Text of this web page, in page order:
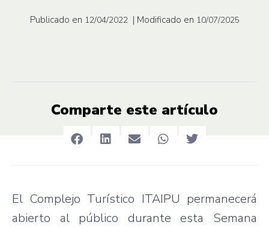
Publicado en 12/04/2022 | Modificado en 10/07/2025
Comparte este artículo
El Complejo Turístico ITAIPU permanecerá
abierto al público durante esta Semana